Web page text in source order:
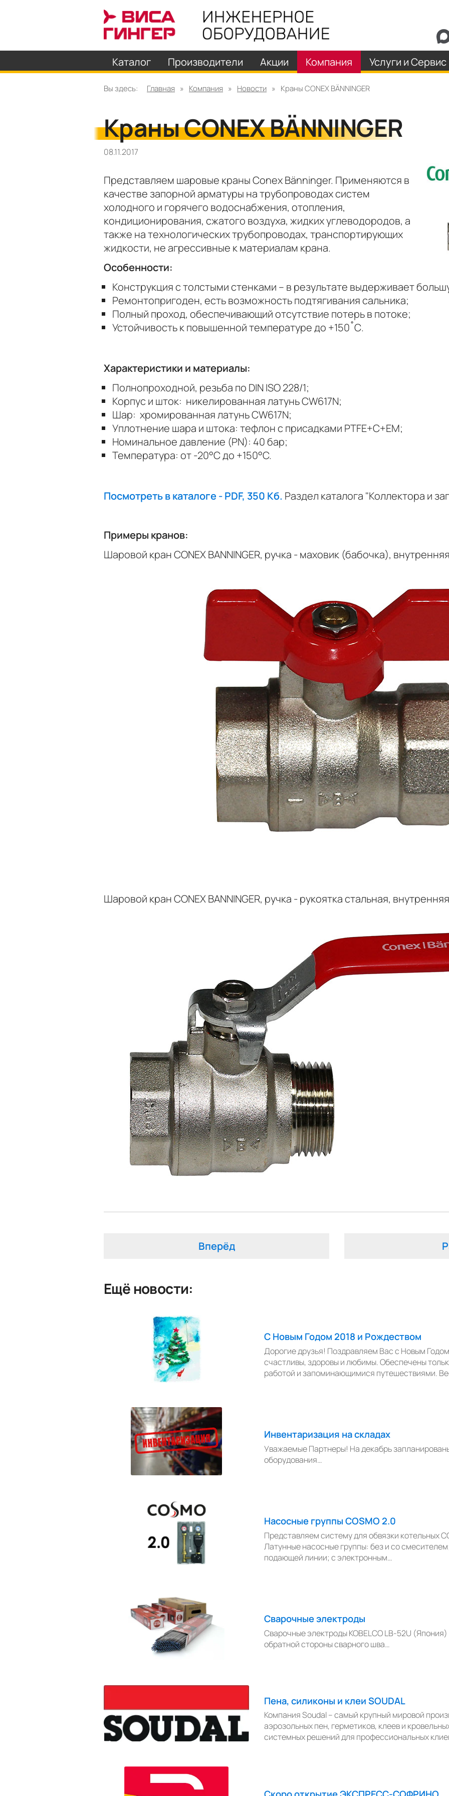
Каталог Производители Акции Компания Услуги и Сервис
Вы здесь: Главная » Компания » Новости » Краны CONEX BÄNNINGER
Краны CONEX BÄNNINGER
08.11.2017
Представляем шаровые краны Conex Bänninger. Применяются в
качестве запорной арматуры на трубопроводах систем
холодного и горячего водоснабжения, отопления,
кондиционирования, сжатого воздуха, жидких углеводородов, а
также на технологических трубопроводах, транспортирующих
жидкости, не агрессивные к материалам крана.
Особенности:
Конструкция с толстыми стенками – в результате выдерживает
Ремонтопригоден, есть возможность подтягивания сальника;
Полный проход, обеспечивающий отсутствие потерь в потоке;
Устойчивость к повышенной температуре до +150˚С.
Характеристики и материалы:
Полнопроходной, резьба по DIN ISO 228/1;
Корпус и шток: никелированная латунь CW617N;
Шар: хромированная латунь CW617N;
Уплотнение шара и штока: тефлон с присадками PTFE+С+EM;
Номинальное давление (PN): 40 бар;
Температура: от -20°C до +150°C.
Посмотреть в каталоге - PDF, 350 Кб. Раздел каталога "Коллектора и
Примеры кранов:
Шаровой кран CONEX BANNINGER, ручка - маховик (бабочка),
Шаровой кран CONEX BANNINGER, ручка - рукоятка стальная,
Вперёд
Ещё новости:
С Новым Годом 2018 и Рождеством
Дорогие друзья! Поздравляем Вас с Новым
счастливы, здоровы и любимы. Обеспечены
работой и запоминающимися путешествиями.
Инвентаризация на складах
Уважаемые Партнеры! На декабрь
оборудования…
Насосные группы COSMO 2.0
Представляем систему для обвязки котельных
Латунные насосные группы: без и со
подающей линии; с электронным…
Сварочные электроды
Сварочные электроды KOBELCO LB-52U
обратной стороны сварного шва…
Пена, силиконы и клеи SOUDAL
Компания Soudal – самый крупный мировой
аэрозольных пен, герметиков, клеев и
системных решений для профессиональных